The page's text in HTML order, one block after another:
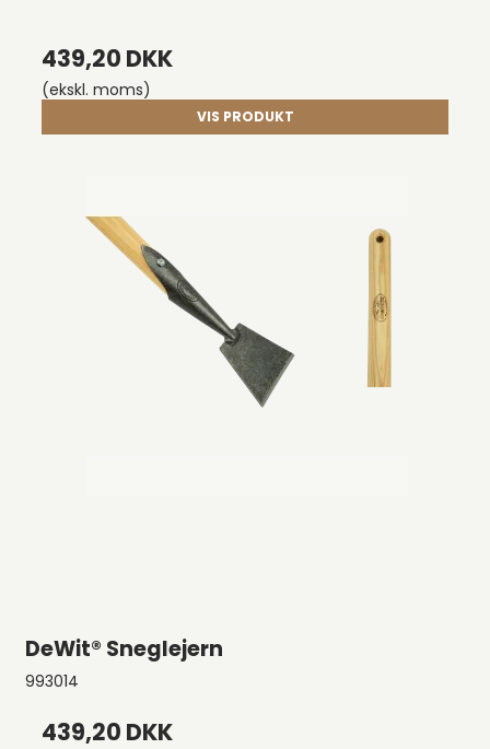
439,20 DKK
(ekskl. moms)
VIS PRODUKT
DeWit® Sneglejern
993014
439,20 DKK